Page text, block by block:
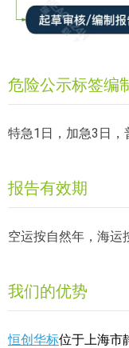
危险公示标签编
特急1日，加急3日，
报告有效期
空运按自然年，海运
我们的优势
恒创华标位于上海市